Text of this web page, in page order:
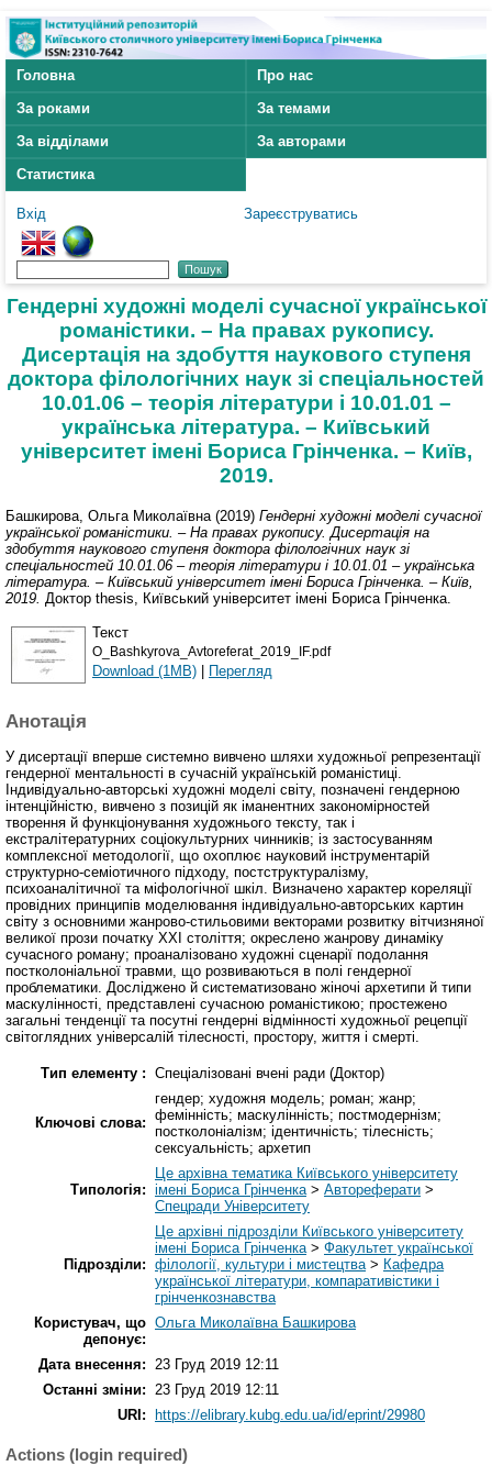
Головна
Про нас
За роками
За темами
За відділами
За авторами
Статистика
Вхід Зареєструватись
Гендерні художні моделі сучасної української
романістики. – На правах рукопису.
Дисертація на здобуття наукового ступеня
доктора філологічних наук зі спеціальностей
10.01.06 – теорія літератури і 10.01.01 –
українська література. – Київський
університет імені Бориса Грінченка. – Київ,
2019.
Башкирова, Ольга Миколаївна (2019) Гендерні художні моделі сучасної
української романістики. – На правах рукопису. Дисертація на
здобуття наукового ступеня доктора філологічних наук зі
спеціальностей 10.01.06 – теорія літератури і 10.01.01 – українська
література. – Київський університет імені Бориса Грінченка. – Київ,
2019. Доктор thesis, Київський університет імені Бориса Грінченка.
Текст
O_Bashkyrova_Avtoreferat_2019_IF.pdf
Download (1MB) | Перегляд
Анотація
У дисертації вперше системно вивчено шляхи художньої репрезентації
гендерної ментальності в сучасній українській романістиці.
Індивідуально-авторські художні моделі світу, позначені гендерною
інтенційністю, вивчено з позицій як іманентних закономірностей
творення й функціонування художнього тексту, так і
екстралітературних соціокультурних чинників; із застосуванням
комплексної методології, що охоплює науковий інструментарій
структурно-семіотичного підходу, постструктуралізму,
психоаналітичної та міфологічної шкіл. Визначено характер кореляції
провідних принципів моделювання індивідуально-авторських картин
світу з основними жанрово-стильовими векторами розвитку вітчизняної
великої прози початку XXI століття; окреслено жанрову динаміку
сучасного роману; проаналізовано художні сценарії подолання
постколоніальної травми, що розвиваються в полі гендерної
проблематики. Досліджено й систематизовано жіночі архетипи й типи
маскулінності, представлені сучасною романістикою; простежено
загальні тенденції та посутні гендерні відмінності художньої рецепції
світоглядних універсалій тілесності, простору, життя і смерті.
Тип елементу : Спеціалізовані вчені ради (Доктор)
Ключові слова:
гендер; художня модель; роман; жанр;
фемінність; маскулінність; постмодернізм;
постколоніалізм; ідентичність; тілесність;
сексуальність; архетип
Типологія:
Це архівна тематика Київського університету
імені Бориса Грінченка> Автореферати >
Спецради Університету
Підрозділи:
Це архівні підрозділи Київського університету
імені Бориса Грінченка> Факультет української
філології, культури і мистецтва> Кафедра
української літератури, компаративістики і
грінченкознавства
Користувач, що
депонує:
Ольга Миколаївна Башкирова
Дата внесення: 23 Груд 2019 12:11
Останні зміни: 23 Груд 2019 12:11
URI:
https://elibrary.kubg.edu.ua/id/eprint/29980
Actions (login required)